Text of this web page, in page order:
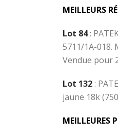
MEILLEURS
Lot 84:
5711/1A-018.
Vendue pour
Lot 132:
jaune 18k
MEILLEURES